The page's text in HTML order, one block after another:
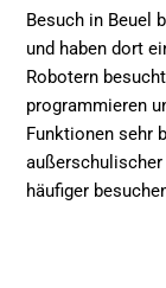
Besuch in Beuel
und haben dort
Robotern
programmieren
Funktionen sehr
häufiger